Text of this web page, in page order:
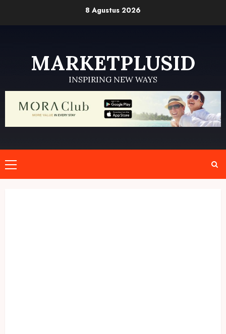
8 Agustus 2026
MARKETPLUSID
INSPIRING NEW WAYS
Primary
Menu